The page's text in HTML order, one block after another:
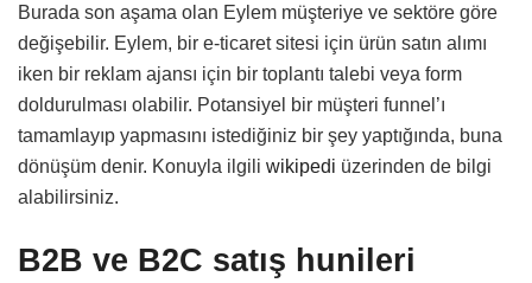
Burada son aşama olan Eylem müşteriye ve sektöre göre
değişebilir. Eylem, bir e-ticaret sitesi için ürün satın alımı
iken bir reklam ajansı için bir toplantı talebi veya form
doldurulması olabilir. Potansiyel bir müşteri funnel’ı
tamamlayıp yapmasını istediğiniz bir şey yaptığında, buna
dönüşüm denir. Konuyla ilgili wikipedi üzerinden de bilgi
alabilirsiniz.
B2B ve B2C satış hunileri